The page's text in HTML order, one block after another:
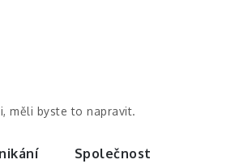
měli byste to napravit.
Společnost